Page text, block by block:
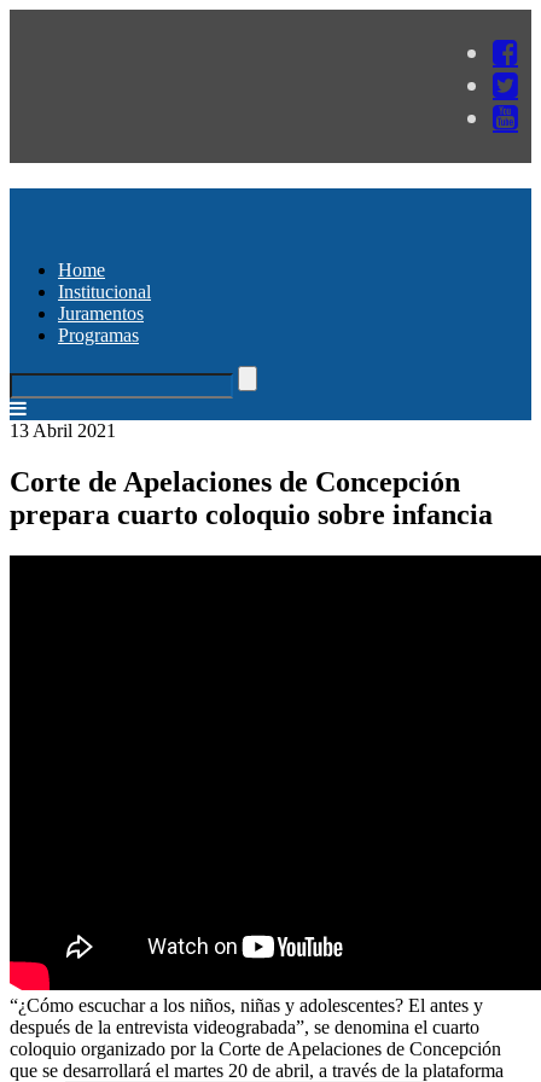
Home
Institucional
Juramentos
Programas
13 Abril 2021
Corte de Apelaciones de Concepción
prepara cuarto coloquio sobre infancia
“¿Cómo escuchar a los niños, niñas y adolescentes? El antes y
después de la entrevista videograbada”, se denomina el cuarto
coloquio organizado por la Corte de Apelaciones de Concepción
que se desarrollará el martes 20 de abril, a través de la plataforma